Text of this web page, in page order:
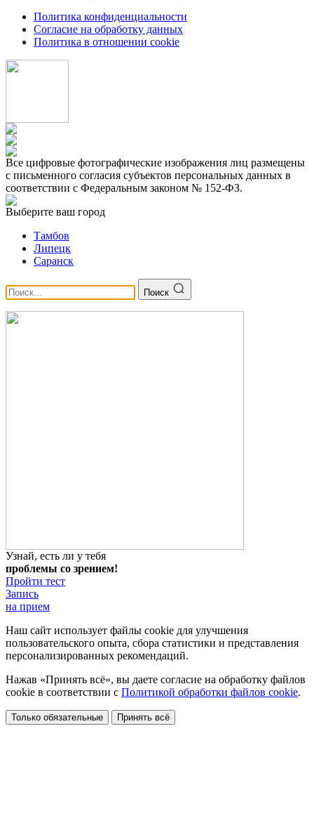
Политика конфиденциальности
Согласие на обработку данных
Политика в отношении cookie
Все цифровые фотографические изображения лиц размещены
с письменного согласия субъектов персональных данных в
соответствии с Федеральным законом № 152-ФЗ.
Выберите ваш город
Тамбов
Липецк
Саранск
Поиск
Узнай, есть ли у тебя
проблемы со зрением!
Пройти тест
Запись
на прием
Наш сайт использует файлы cookie для улучшения
пользовательского опыта, сбора статистики и представления
персонализированных рекомендаций.
Нажав «Принять всё», вы даете согласие на обработку файлов
cookie в соответствии с Политикой обработки файлов cookie.
Только обязательные Принять всё